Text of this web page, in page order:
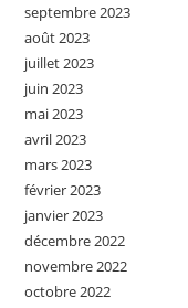
septembre 2023
août 2023
juillet 2023
juin 2023
mai 2023
avril 2023
mars 2023
février 2023
janvier 2023
décembre 2022
novembre 2022
octobre 2022